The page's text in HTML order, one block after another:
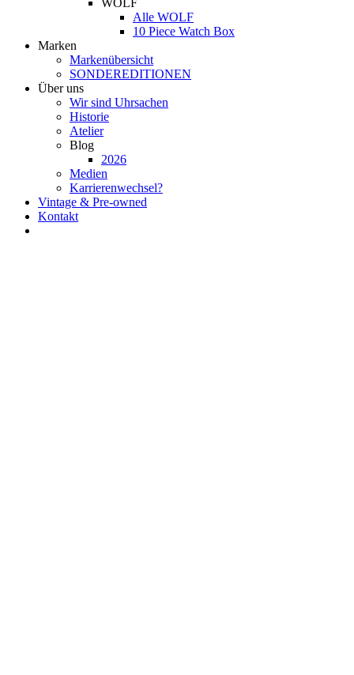
Alle WOLF
10 Piece Watch Box
Marken
Markenübersicht
SONDEREDITIONEN
Über uns
Wir sind Uhrsachen
Historie
Atelier
Blog
2026
Medien
Karrierenwechsel?
Vintage & Pre-owned
Kontakt